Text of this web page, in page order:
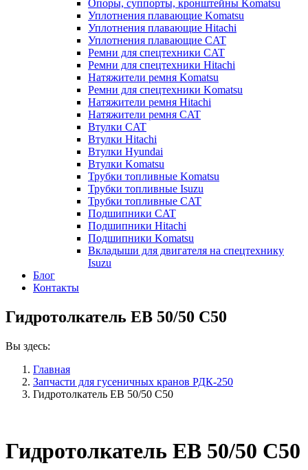
Опоры, суппорты, кронштейны Komatsu
Уплотнения плавающие Komatsu
Уплотнения плавающие Hitachi
Уплотнения плавающие CAT
Ремни для спецтехники CAT
Ремни для спецтехники Hitachi
Натяжители ремня Komatsu
Ремни для спецтехники Komatsu
Натяжители ремня Hitachi
Натяжители ремня CAT
Втулки CAT
Втулки Hitachi
Втулки Hyundai
Втулки Komatsu
Трубки топливные Komatsu
Трубки топливные Isuzu
Трубки топливные CAT
Подшипники CAT
Подшипники Hitachi
Подшипники Komatsu
Вкладыши для двигателя на спецтехнику
Isuzu
Блог
Контакты
Гидротолкатель EB 50/50 С50
Вы здесь:
Главная
Запчасти для гусеничных кранов РДК-250
Гидротолкатель EB 50/50 С50
Гидротолкатель EB 50/50 С50